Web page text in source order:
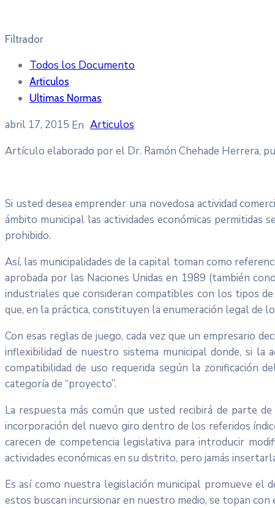
Filtrador
Todos los Documento
Articulos
Ultimas Normas
abril 17, 2015
Articulos
Artículo elaborado por el Dr. Ramón Chehade Herrera,
Si usted desea emprender una novedosa actividad
ámbito municipal las actividades económicas
prohibido.
Así, las municipalidades de la capital toman como
aprobada por las Naciones Unidas en 1989 (también
industriales que consideran compatibles con los tipos de
que, en la práctica, constituyen la enumeración legal de
Con esas reglas de juego, cada vez que un empresario
inflexibilidad de nuestro sistema municipal donde, si la
compatibilidad de uso requerida según la zonificación
categoría de “proyecto”.
La respuesta más común que usted recibirá de parte
incorporación del nuevo giro dentro de los referidos
carecen de competencia legislativa para introducir
actividades económicas en su distrito, pero jamás
Es así como nuestra legislación municipal promueve el
estos buscan incursionar en nuestro medio, se topan